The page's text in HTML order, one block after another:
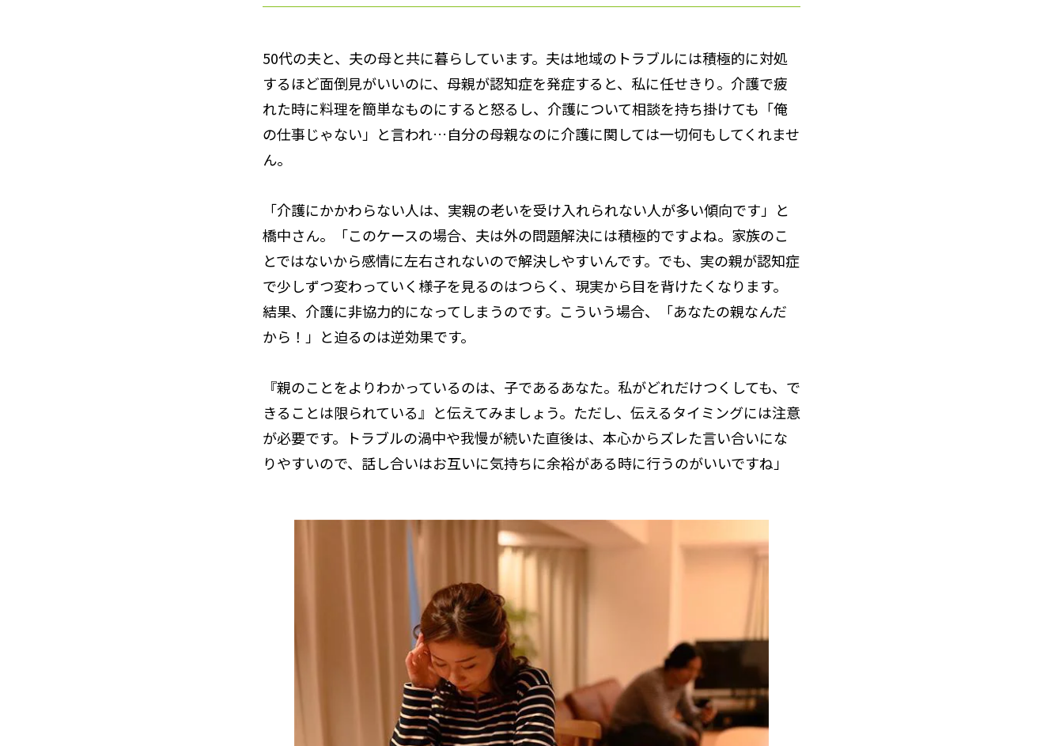
50代の夫と、夫の母と共に暮らしています。夫は地域のトラブルには積極的に対処
するほど面倒見がいいのに、母親が認知症を発症すると、私に任せきり。介護で疲
れた時に料理を簡単なものにすると怒るし、介護について相談を持ち掛けても「俺
の仕事じゃない」と言われ…自分の母親なのに介護に関しては一切何もしてくれませ
ん。
「介護にかかわらない人は、実親の老いを受け入れられない人が多い傾向です」と
橋中さん。「このケースの場合、夫は外の問題解決には積極的ですよね。家族のこ
とではないから感情に左右されないので解決しやすいんです。でも、実の親が認知症
で少しずつ変わっていく様子を見るのはつらく、現実から目を背けたくなります。
結果、介護に非協力的になってしまうのです。こういう場合、「あなたの親なんだ
から！」と迫るのは逆効果です。
『親のことをよりわかっているのは、子であるあなた。私がどれだけつくしても、で
きることは限られている』と伝えてみましょう。ただし、伝えるタイミングには注意
が必要です。トラブルの渦中や我慢が続いた直後は、本心からズレた言い合いにな
りやすいので、話し合いはお互いに気持ちに余裕がある時に行うのがいいですね」